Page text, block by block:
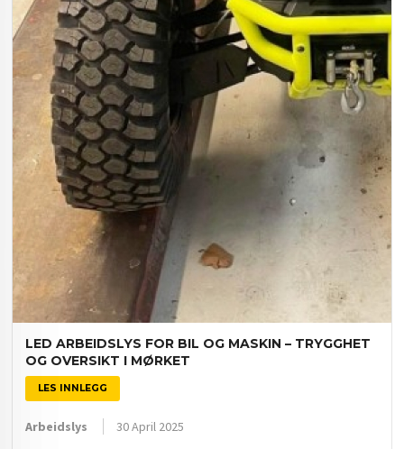
LED ARBEIDSLYS FOR BIL OG MASKIN – TRYGGHET
OG OVERSIKT I MØRKET
LES INNLEGG
Arbeidslys 30 April 2025